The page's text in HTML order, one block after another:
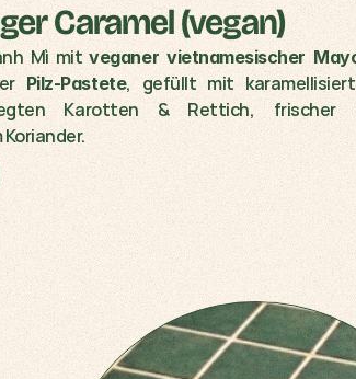
Tofu Ginger Caramel (vegan)
Mì mit veganer vietnamesischer
Pilz-Pastete, gefüllt mit
Karotten & Rettich, frischer